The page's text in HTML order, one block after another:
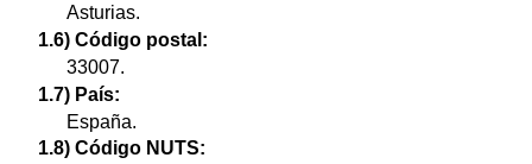
Asturias.
1.6) Código postal:
33007.
1.7) País:
España.
1.8) Código NUTS: